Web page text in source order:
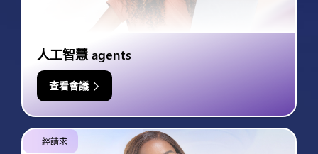
人工智慧 agents
查看會議
一經請求